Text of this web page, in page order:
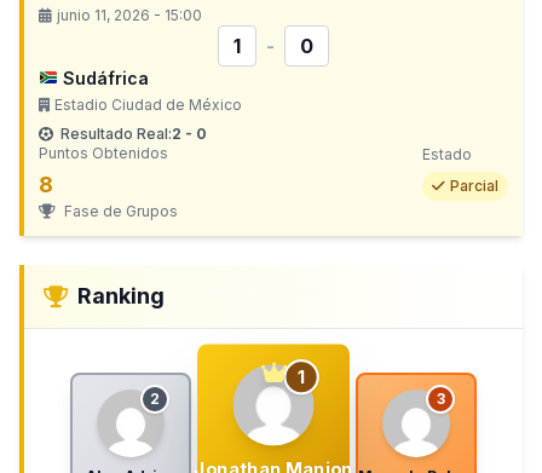
junio 11, 2026 - 15:00
1 - 0
Sudáfrica
Estadio Ciudad de México
Resultado Real:2 - 0
Puntos Obtenidos
8
Estado
Parcial
Fase de Grupos
Ranking
2
1
Jonathan Manjon
3